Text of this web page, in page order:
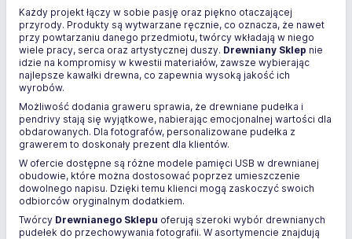
Każdy projekt łączy w sobie pasję oraz piękno otaczającej
przyrody. Produkty są wytwarzane ręcznie, co oznacza, że nawet
przy powtarzaniu danego przedmiotu, twórcy wkładają w niego
wiele pracy, serca oraz artystycznej duszy. Drewniany Sklep nie
idzie na kompromisy w kwestii materiałów, zawsze wybierając
najlepsze kawałki drewna, co zapewnia wysoką jakość ich
wyrobów.
Możliwość dodania graweru sprawia, że drewniane pudełka i
pendrivy stają się wyjątkowe, nabierając emocjonalnej wartości dla
obdarowanych. Dla fotografów, personalizowane pudełka z
grawerem to doskonały prezent dla klientów.
W ofercie dostępne są różne modele pamięci USB w drewnianej
obudowie, które można dostosować poprzez umieszczenie
dowolnego napisu. Dzięki temu klienci mogą zaskoczyć swoich
odbiorców oryginalnym dodatkiem.
Twórcy Drewnianego Sklepu oferują szeroki wybór drewnianych
pudełek do przechowywania fotografii. W asortymencie znajdują